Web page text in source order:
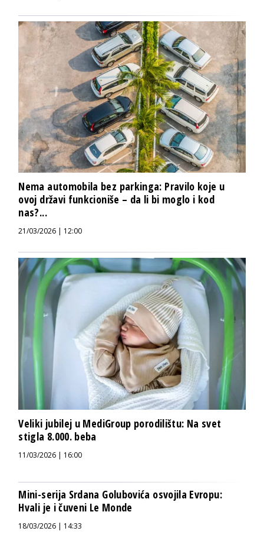
Nema automobila bez parkinga: Pravilo koje u
ovoj državi funkcioniše – da li bi moglo i kod
nas?...
21/03/2026 | 12:00
Veliki jubilej u MediGroup porodilištu: Na svet
stigla 8.000. beba
11/03/2026 | 16:00
Mini-serija Srdana Golubovića osvojila Evropu:
Hvali je i čuveni Le Monde
18/03/2026 | 14:33